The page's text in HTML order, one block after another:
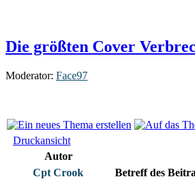
Die größten Cover
Moderator: Face97
Druckansicht
Autor
Cpt Crook
Betreff des